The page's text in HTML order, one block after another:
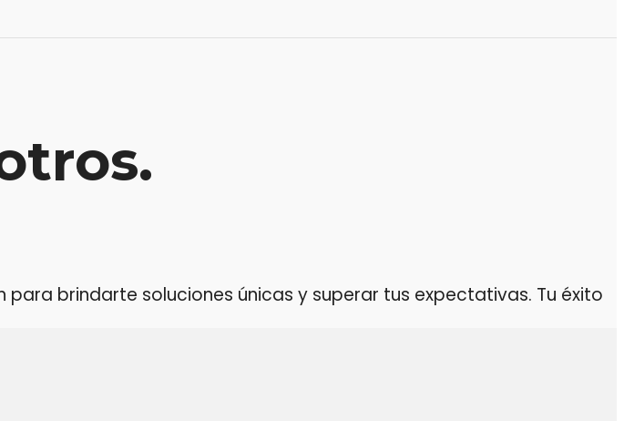
brindarte soluciones únicas y superar tus expectativas. Tu éxito